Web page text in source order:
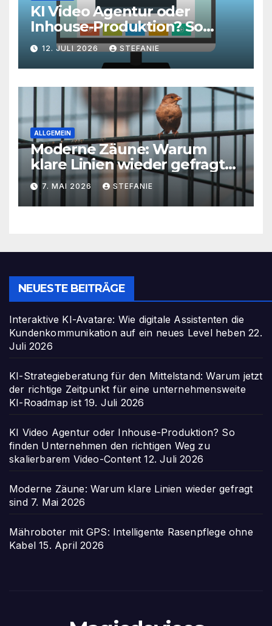
KI Video Agentur oder
Inhouse-Produktion? So
finden Unternehmen den
richtigen Weg zu
skalierbarem Video-Content
12. JULI 2026 STEFANIE
ALLGEMEIN
Moderne Zäune: Warum
klare Linien wieder gefragt
sind
7. MAI 2026 STEFANIE
NEUESTE BEITRÄGE
Interaktive KI-Avatare: Wie digitale Assistenten die
Kundenkommunikation auf ein neues Level heben 22.
Juli 2026
KI-Strategieberatung für den Mittelstand: Warum jetzt
der richtige Zeitpunkt für eine unternehmensweite
KI-Roadmap ist 19. Juli 2026
KI Video Agentur oder Inhouse-Produktion? So
finden Unternehmen den richtigen Weg zu
skalierbarem Video-Content 12. Juli 2026
Moderne Zäune: Warum klare Linien wieder gefragt
sind 7. Mai 2026
Mähroboter mit GPS: Intelligente Rasenpflege ohne
Kabel 15. April 2026